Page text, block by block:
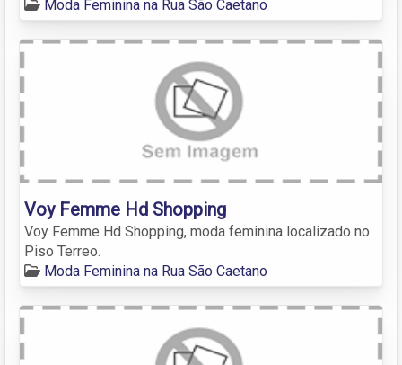
Moda Feminina na Rua São Caetano
Voy Femme Hd Shopping
Voy Femme Hd Shopping, moda feminina localizado no
Piso Terreo.
Moda Feminina na Rua São Caetano